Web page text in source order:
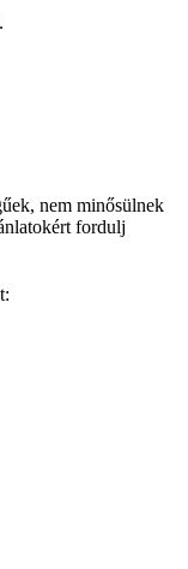
nem minősülnek
fordulj